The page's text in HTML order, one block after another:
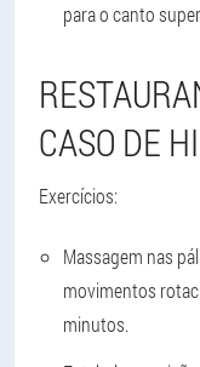
para o canto
CASO DE
Exercícios:
Massagem nas
movimentos
minutos.